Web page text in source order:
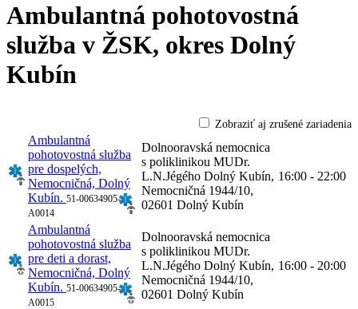
Ambulantná pohotovostná
služba v ŽSK, okres Dolný
Kubín
Zobraziť aj zrušené zariadenia
Ambulantná
pohotovostná služba
pre dospelých,
Nemocničná, Dolný
Kubín. 51-00634905-
A0014
Dolnooravská nemocnica
s poliklinikou MUDr.
L.N.Jégého Dolný Kubín,
Nemocničná 1944/10,
02601 Dolný Kubín
16:00 - 22:00
Ambulantná
pohotovostná služba
pre deti a dorast,
Nemocničná, Dolný
Kubín. 51-00634905-
A0015
Dolnooravská nemocnica
s poliklinikou MUDr.
L.N.Jégého Dolný Kubín,
Nemocničná 1944/10,
02601 Dolný Kubín
16:00 - 20:00